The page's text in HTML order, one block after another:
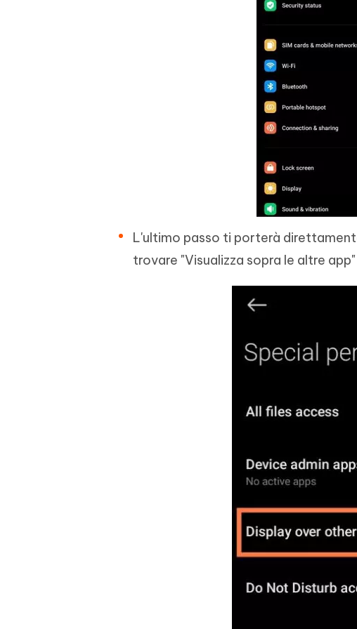
L'ultimo passo ti porterà
trovare "Visualizza sopra le altre